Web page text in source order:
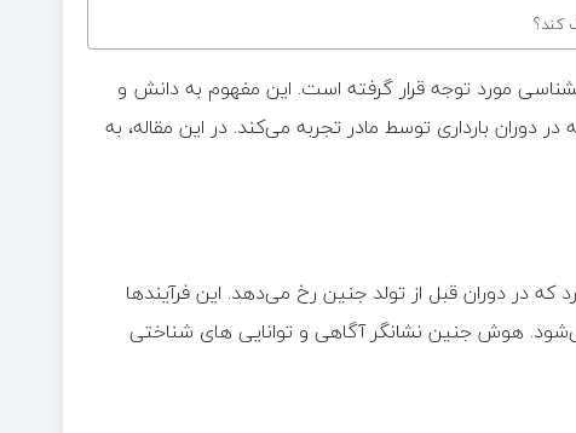
کند؟
مورد توجه قرار گرفته است. این مفهوم به دانش و
دوران بارداری توسط مادر تجربه می‌کند. در این مقاله، به
در دوران قبل از تولد جنین رخ می‌دهد. این فرآیندها
هوش جنین نشانگر آگاهی و توانایی های شناختی